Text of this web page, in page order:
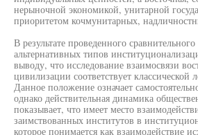
нерыночной экономикой, унитарной
приоритетом кочмунитарных,
В результате проведенного
альтернативных типов
выводу, что исследование взаимосвязи
цивилизации соответствует классической
Данное положение означает
однако действительная динамика
показывает, что имеет место
заимствованных институтов в
которое понимается как взаимодействие